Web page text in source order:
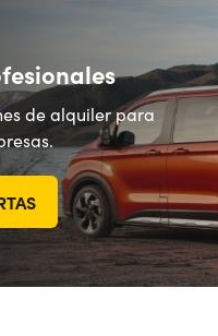
de alquiler para